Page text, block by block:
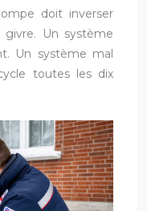
doit inverser
Un système
Un système mal
toutes les dix